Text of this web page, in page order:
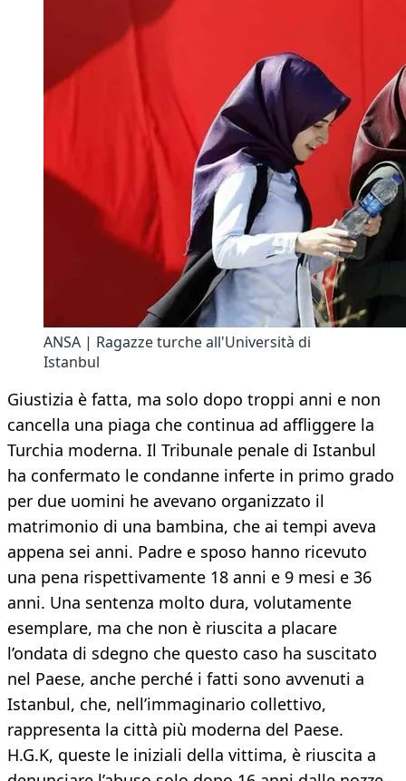
ANSA | Ragazze turche all'Università di
Istanbul
Giustizia è fatta, ma solo dopo troppi anni e non
cancella una piaga che continua ad affliggere la
Turchia moderna. Il Tribunale penale di Istanbul
ha confermato le condanne inferte in primo grado
per due uomini he avevano organizzato il
matrimonio di una bambina, che ai tempi aveva
appena sei anni. Padre e sposo hanno ricevuto
una pena rispettivamente 18 anni e 9 mesi e 36
anni. Una sentenza molto dura, volutamente
esemplare, ma che non è riuscita a placare
l’ondata di sdegno che questo caso ha suscitato
nel Paese, anche perché i fatti sono avvenuti a
Istanbul, che, nell’immaginario collettivo,
rappresenta la città più moderna del Paese.
H.G.K, queste le iniziali della vittima, è riuscita a